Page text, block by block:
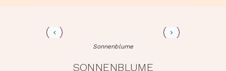
maigloekchen
Sonnenblume
SONNENBLUME